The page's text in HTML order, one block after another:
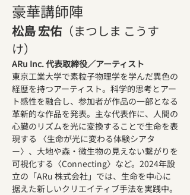
豪華講師陣
松島 宏佑 （まつしま こうす
け）
ARu Inc. 代表取締役／アーティスト
東京工業大学で素粒子物理学を学んだ異色の
経歴を持つアーティスト。科学的思考とアー
ト感性を融合し、参加者が作品の一部となる
革新的な作品を発表。主な代表作に、人間の
心臓のリズムを光に変換することで生命を表
現する 〈生命が光に変わる体験シアタ
ー〉、大地や森・微生物の見えない繋がりを
可視化する〈Connecting〉など。2024年設
立の「ARu 株式会社」では、生命を中心に
据えた新しいクリエイティブ手法を実践中。